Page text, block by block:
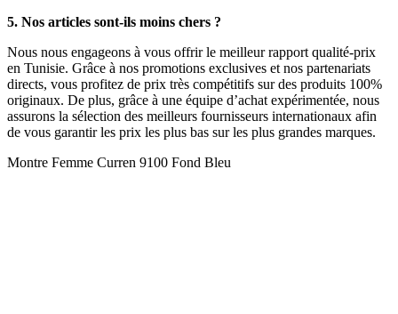
5. Nos articles sont-ils moins chers ?
Nous nous engageons à vous offrir le meilleur rapport qualité-prix
en Tunisie. Grâce à nos promotions exclusives et nos partenariats
directs, vous profitez de prix très compétitifs sur des produits 100%
originaux. De plus, grâce à une équipe d’achat expérimentée, nous
assurons la sélection des meilleurs fournisseurs internationaux afin
de vous garantir les prix les plus bas sur les plus grandes marques.
Montre Femme Curren 9100 Fond Bleu